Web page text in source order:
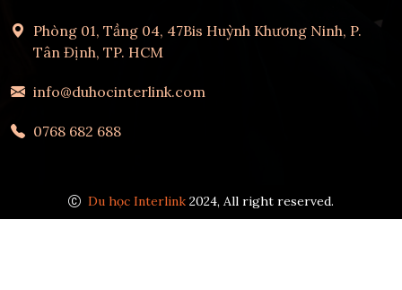
Phòng 01, Tầng 04, 47Bis Huỳnh Khương Ninh, P.
Tân Định, TP. HCM
info@duhocinterlink.com
0768 682 688
Du học Interlink 2024, All right reserved.